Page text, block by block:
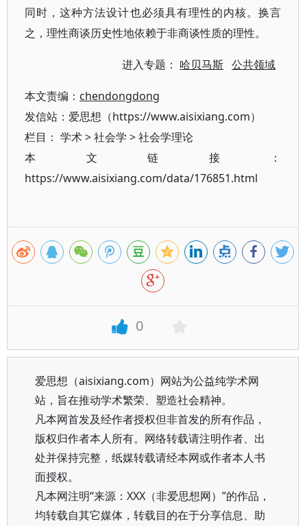
同时，这种方法设计也必须具有理性的内核。换言
之，理性商谈历史性地依赖于非商谈性质的理性。
进入专题： 哈贝马斯 公共领域
本文责编： chendongdong
发信站：爱思想（https://www.aisixiang.com）
栏目： 学术>社会学 >社会学理论
本文链接：
https://www.aisixiang.com/data/176851.html
0
爱思想（aisixiang.com）网站为公益纯学术网
站，旨在推动学术繁荣、塑造社会精神。
凡本网首发及经作者授权但非首发的所有作品，
版权归作者本人所有。网络转载请注明作者、出
处并保持完整，纸媒转载请经本网或作者本人书
面授权。
凡本网注明“来源：XXX（非爱思想网）”的作品，
均转载自其它媒体，转载目的在于分享信息、助